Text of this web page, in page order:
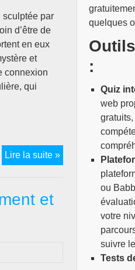
sculptée par
d’être de
en eux
et
connexion
qui
Lire la suite »La
et
quelques
:
Quiz
web
ou
votre
suivre
Tests